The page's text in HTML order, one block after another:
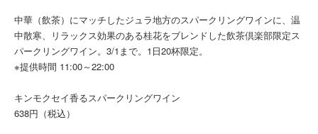
中華（飲茶）にマッチしたジュラ地方のスパークリングワインに、温
中散寒、リラックス効果のある桂花をブレンドした飲茶倶楽部限定ス
パークリングワイン。3/1まで。1日20杯限定。
※提供時間 11:00～22:00
キンモクセイ香るスパークリングワイン
638円（税込）